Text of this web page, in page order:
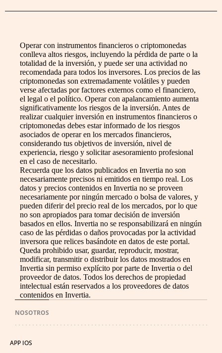
Operar con instrumentos financieros o criptomonedas
conlleva altos riesgos, incluyendo la pérdida de parte o la
totalidad de la inversión, y puede ser una actividad no
recomendada para todos los inversores. Los precios de las
criptomonedas son extremadamente volátiles y pueden
verse afectadas por factores externos como el financiero,
el legal o el político. Operar con apalancamiento aumenta
significativamente los riesgos de la inversión. Antes de
realizar cualquier inversión en instrumentos financieros o
criptomonedas debes estar informado de los riesgos
asociados de operar en los mercados financieros,
considerando tus objetivos de inversión, nivel de
experiencia, riesgo y solicitar asesoramiento profesional
en el caso de necesitarlo.
Recuerda que los datos publicados en Invertia no son
necesariamente precisos ni emitidos en tiempo real. Los
datos y precios contenidos en Invertia no se proveen
necesariamente por ningún mercado o bolsa de valores, y
pueden diferir del precio real de los mercados, por lo que
no son apropiados para tomar decisión de inversión
basados en ellos. Invertia no se responsabilizará en ningún
caso de las pérdidas o daños provocadas por la actividad
inversora que relices basándote en datos de este portal.
Queda prohibido usar, guardar, reproducir, mostrar,
modificar, transmitir o distribuir los datos mostrados en
Invertia sin permiso explícito por parte de Invertia o del
proveedor de datos. Todos los derechos de propiedad
intelectual están reservados a los proveedores de datos
contenidos en Invertia.
NOSOTROS
APP IOS